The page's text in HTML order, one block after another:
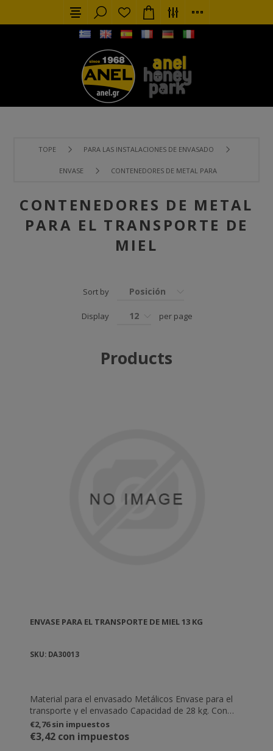
TOPE PARA LAS INSTALACIONES DE ENVASADO
ENVASE CONTENEDORES DE METAL PARA EL
CONTENEDORES DE METAL
PARA EL TRANSPORTE DE
MIEL
Sort by Posición
Display 12 per page
Products
ENVASE PARA EL TRANSPORTE DE MIEL 13 KG
SKU: DA30013
Material para el envasado Metálicos Envase para el
transporte y el envasado Capacidad de 28 kg. Con
grifo y tapa de seguridad para el cierre
€2,76 sin impuestos
€3,42 con impuestos